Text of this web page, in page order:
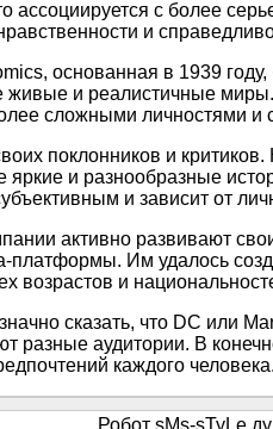
ассоциируется с более
и
основанная в 1939
живые и реалистичные
сложными личностями
поклонников и
яркие и разнообразные
и зависит от
активно развивают
платформы. Им удалось
возрастов и
сказать, что DC или
разные аудитории. В
каждого
Робот sMs-sTyLe